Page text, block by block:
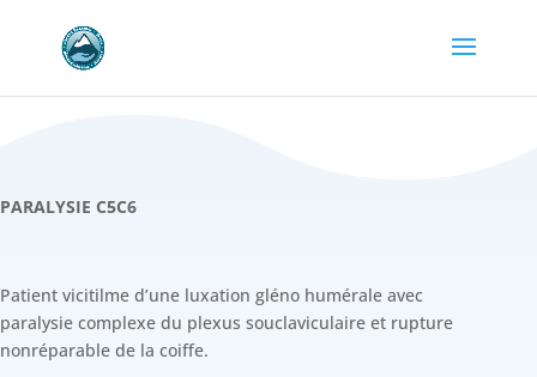
PARALYSIE C5C6
Patient vicitilme d’une luxation gléno humérale avec
paralysie complexe du plexus souclaviculaire et rupture
nonréparable de la coiffe.